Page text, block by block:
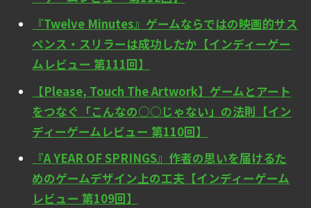
『Twelve Minutes』ゲームならではの映画的サス
ペンス・スリラーは成功したか【インディーゲー
ムレビュー 第111回】
【Please, Touch The Artwork】ゲームとアート
をつなぐ「こんなの○○じゃない」の法則【イン
ディーゲームレビュー 第110回】
『A YEAR OF SPRINGS』作者の思いを届けるた
めのゲームデザイン上の工夫【インディーゲーム
レビュー 第109回】